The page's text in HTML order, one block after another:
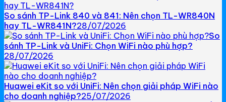
Linksys Router WiFi
Linksys Switch
Linksys WiFi
Phụ kiện Linksys
H3C
So sánh TP-Link 840 và 841: Nên chọn TL-WR840N
hay TL-WR841N?28/07/2026
So
sánh TP-Link và UniFi: Chọn WiFi nào phù hợp?
28/07/2026
Huawei eKit so với UniFi: Nên chọn giải pháp WiFi nào
cho doanh nghiệp?25/07/2026